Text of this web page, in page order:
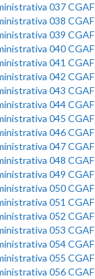
037
038
039
040
041
042
043
044
045
046
047
048
049
050
051
052
053
054
055
056